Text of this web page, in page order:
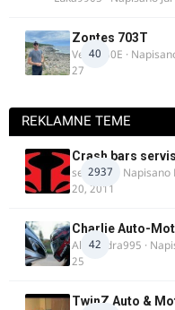
40
Zontes 703T
Verdi350E ·
27
REKLAMNE TEME
2937
Crash bars
seba011 · Napisano
20, 2011
42
Charlie Auto-
Alexandra995 ·
25
TwinZ Auto &